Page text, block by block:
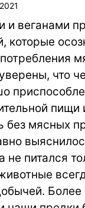
и веганами
которые
что
пищи
без мясных
не питался
Более